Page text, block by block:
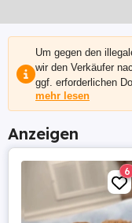
Um gegen den
wir den Verkäufer
ggf. erforderlichen
mehr lesen
Anzeigen
6